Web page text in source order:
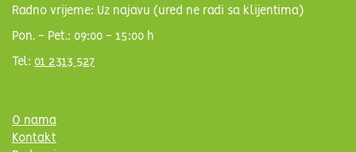
Radno vrijeme: Uz najavu (ured ne radi sa klijentima)
Pon. - Pet.: 09:00 - 15:00 h
Tel: 01 2313 527
O nama
Kontakt